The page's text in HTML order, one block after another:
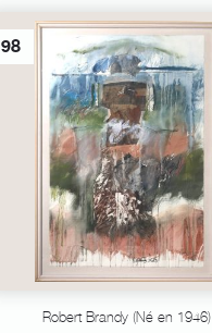
98
Robert Brandy (Né en 1946)